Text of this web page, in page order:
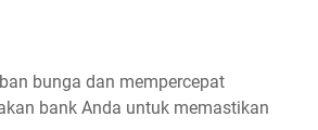
bunga dan mempercepat
bank Anda untuk memastikan